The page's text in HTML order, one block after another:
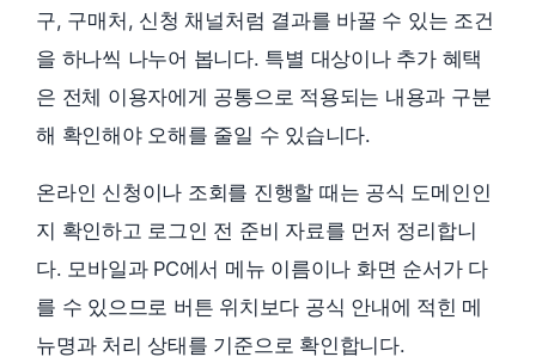
구, 구매처, 신청 채널처럼 결과를 바꿀 수 있는 조건
을 하나씩 나누어 봅니다. 특별 대상이나 추가 혜택
은 전체 이용자에게 공통으로 적용되는 내용과 구분
해 확인해야 오해를 줄일 수 있습니다.
온라인 신청이나 조회를 진행할 때는 공식 도메인인
지 확인하고 로그인 전 준비 자료를 먼저 정리합니
다. 모바일과 PC에서 메뉴 이름이나 화면 순서가 다
를 수 있으므로 버튼 위치보다 공식 안내에 적힌 메
뉴명과 처리 상태를 기준으로 확인합니다.